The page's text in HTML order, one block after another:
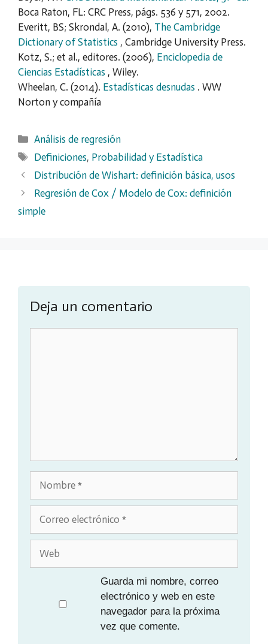
Boca Raton, FL: CRC Press, págs. 536 y 571, 2002.
Everitt, BS; Skrondal, A. (2010), The Cambridge
Dictionary of Statistics , Cambridge University Press.
Kotz, S.; et al., editores. (2006), Enciclopedia de
Ciencias Estadísticas , Wiley.
Wheelan, C. (2014). Estadísticas desnudas . WW
Norton y compañía
Categorías
Análisis de regresión
Etiquetas
Definiciones, Probabilidad y Estadística
Distribución de Wishart: definición básica, usos
Regresión de Cox / Modelo de Cox: definición
simple
Deja un comentario
Nombre
Guarda mi nombre, correo
electrónico y web en este
navegador para la próxima
vez que comente.